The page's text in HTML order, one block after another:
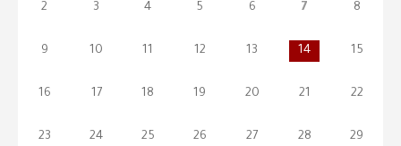
2 3 4 5 6 7 8
9 10 11 12 13 14 15
16 17 18 19 20 21 22
23 24 25 26 27 28 29